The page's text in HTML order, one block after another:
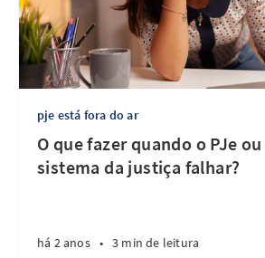
pje está fora do ar
O que fazer quando o PJe
sistema da justiça falhar?
há 2 anos • 3 min de leitura